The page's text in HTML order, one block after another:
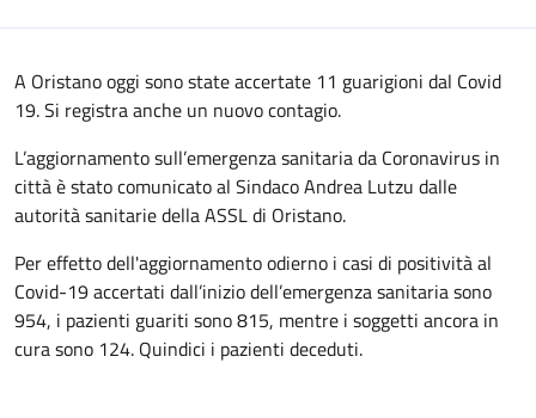
A Oristano oggi sono state accertate 11 guarigioni dal Covid
19. Si registra anche un nuovo contagio.
L’aggiornamento sull’emergenza sanitaria da Coronavirus in
città è stato comunicato al Sindaco Andrea Lutzu dalle
autorità sanitarie della ASSL di Oristano.
Per effetto dell'aggiornamento odierno i casi di positività al
Covid-19 accertati dall’inizio dell’emergenza sanitaria sono
954, i pazienti guariti sono 815, mentre i soggetti ancora in
cura sono 124. Quindici i pazienti deceduti.